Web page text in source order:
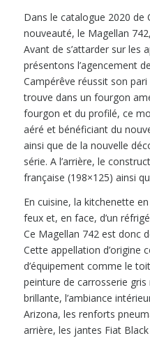
Dans le catalogue 2020
nouveauté, le Magellan
Avant de s’attarder sur les
présentons l’agencement
Campérêve réussit son
trouve dans un fourgon
fourgon et du profilé, ce
aéré et bénéficiant du
ainsi que de la nouvelle
série. A l’arrière, le
française (198×125) ainsi
En cuisine, la kitchenette
feux et, en face, d’un
Ce Magellan 742 est donc
Cette appellation d’origine
d’équipement comme le
peinture de carrosserie
brillante, l’ambiance
Arizona, les renforts
arrière, les jantes Fiat Black